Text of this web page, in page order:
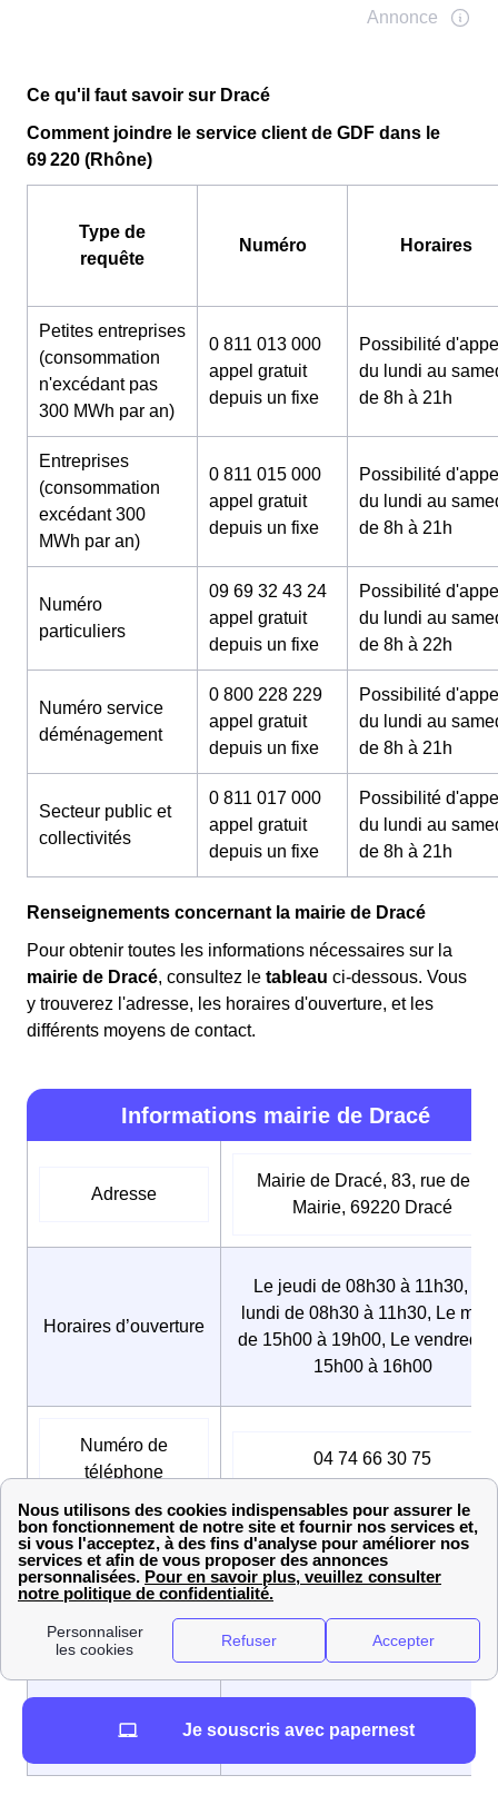
Ce qu'il faut savoir sur Dracé
Comment joindre le service client de GDF dans le
69 220 (Rhône)
Type de
requête
Numéro Horaires
Petites entreprises
(consommation
n'excédant pas
300 MWh par an)
0 811 013 000
appel gratuit
depuis un fixe
Possibilité
du lundi au
de 8h à 21h
Entreprises
(consommation
excédant 300
MWh par an)
0 811 015 000
appel gratuit
depuis un fixe
Possibilité
du lundi au
de 8h à 21h
Numéro
particuliers
09 69 32 43 24
appel gratuit
depuis un fixe
Possibilité
du lundi au
de 8h à 22h
Numéro service
déménagement
0 800 228 229
appel gratuit
depuis un fixe
Possibilité
du lundi au
de 8h à 21h
Secteur public et
collectivités
0 811 017 000
appel gratuit
depuis un fixe
Possibilité
du lundi au
de 8h à 21h
Renseignements concernant la mairie de Dracé
Pour obtenir toutes les informations nécessaires sur la
mairie de Dracé, consultez le tableau ci-dessous. Vous
y trouverez l'adresse, les horaires d'ouverture, et les
différents moyens de contact.
Informations mairie de Dracé
Adresse
Mairie de Dracé, 83, rue de la
Mairie, 69220 Dracé
Horaires d’ouverture
Le jeudi de 08h30 à 11h30, Le
lundi de 08h30 à 11h30, Le
de 15h00 à 19h00, Le vendredi
15h00 à 16h00
Numéro de
téléphone
04 74 66 30 75
Adresse mail mairiedrace@wanadoo.fr
Maire
de Dracé
Dracéens / Dracéennes
Je souscris avec papernest